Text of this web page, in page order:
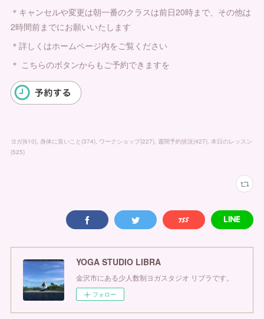
＊キャンセルや変更は朝一番のクラスは前日20時まで、その他は
2時間前までにお願いいたします
＊詳しくはホームページ内をご覧ください
＊ こちらのボタンからもご予約できますを
ヨガ(610) 身体に良いこと (374) ワークショップ(227) 週間予約状況 (427) 本日のレッスン
(525)
YOGA STUDIO LIBRA
金沢市にある少人数制ヨガスタジオ リブラです。
フォロー